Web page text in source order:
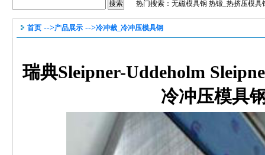
热门搜索： 无磁模具钢 热锻_热挤压模具
首页 -->产品展示 -->冷冲裁_冷冲压模具钢
瑞典Sleipner-Uddeholm
冷冲压模具